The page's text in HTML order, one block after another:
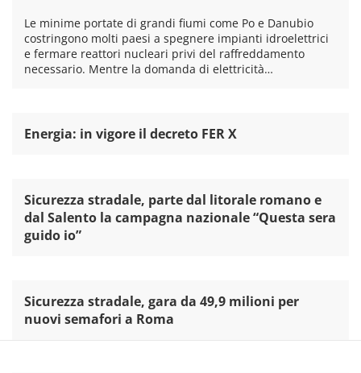
Le minime portate di grandi fiumi come Po e Danubio
costringono molti paesi a spegnere impianti idroelettrici
e fermare reattori nucleari privi del raffreddamento
necessario. Mentre la domanda di elettricità…
Energia: in vigore il decreto FER X
Sicurezza stradale, parte dal litorale romano e
dal Salento la campagna nazionale “Questa sera
guido io”
Sicurezza stradale, gara da 49,9 milioni per
nuovi semafori a Roma